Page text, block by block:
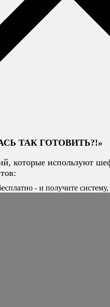
Ответить
не соответствует
«розмарин хорош
Тем более
возмущение.
) и несколько неловка
ТАК ГОТОВИТЬ?!»
которые используют
- и получите систему,